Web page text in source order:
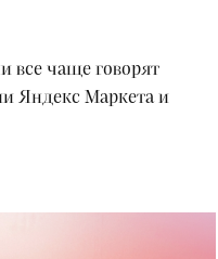
все чаще говорят
Яндекс Маркета и